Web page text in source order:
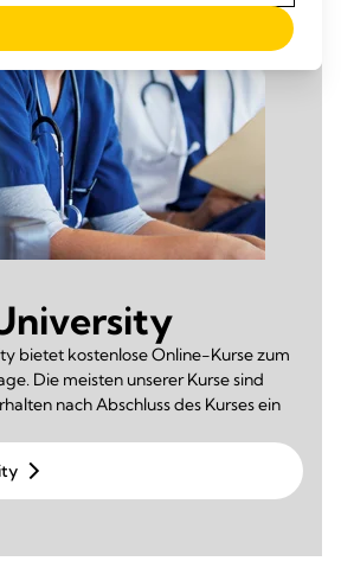
bietet kostenlose Online-Kurse zum
Die meisten unserer Kurse sind
nach Abschluss des Kurses ein